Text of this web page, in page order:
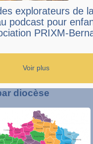
explorateurs de
podcast pour
PRIXM-
Voir plus
diocèse